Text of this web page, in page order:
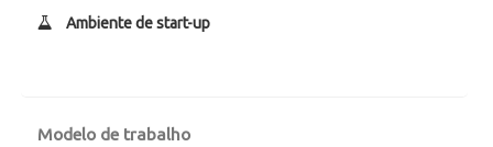
Ambiente de start-up
Modelo de trabalho